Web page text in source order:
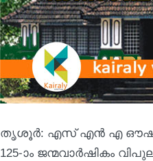
തൃശൂര്‍: എസ് എന്‍ എ
125-ാം ജന്മവാര്‍ഷികം